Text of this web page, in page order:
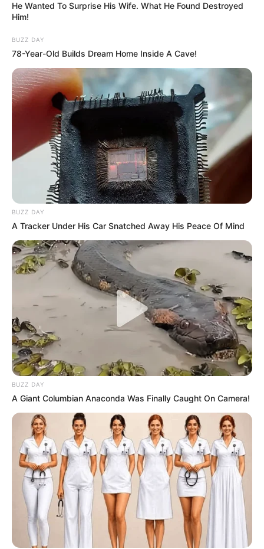
He Wanted To Surprise His Wife. What He Found Destroyed
Him!
BUZZ DAY
78-Year-Old Builds Dream Home Inside A Cave!
BUZZ DAY
A Tracker Under His Car Snatched Away His Peace Of Mind
BUZZ DAY
A Giant Columbian Anaconda Was Finally Caught On Camera!